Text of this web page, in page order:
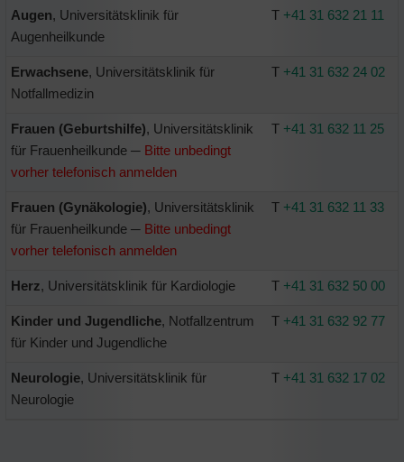
Augen, Universitätsklinik für
Augenheilkunde
T +41 31 632 21 11
Erwachsene, Universitätsklinik für
Notfallmedizin
T +41 31 632 24 02
Frauen (Geburtshilfe), Universitätsklinik
für Frauenheilkunde ─ Bitte unbedingt
vorher telefonisch anmelden
T +41 31 632 11 25
Frauen (Gynäkologie), Universitätsklinik
für Frauenheilkunde ─ Bitte unbedingt
vorher telefonisch anmelden
T +41 31 632 11 33
Herz, Universitätsklinik für Kardiologie T +41 31 632 50 00
Kinder und Jugendliche, Notfallzentrum
für Kinder und Jugendliche
T +41 31 632 92 77
Neurologie, Universitätsklinik für
Neurologie
T +41 31 632 17 02